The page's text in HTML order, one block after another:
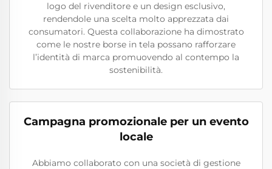
logo del rivenditore e un design esclusivo,
rendendole una scelta molto apprezzata dai
consumatori. Questa collaborazione ha dimostrato
come le nostre borse in tela possano rafforzare
l’identità di marca promuovendo al contempo la
sostenibilità.
Campagna promozionale per un evento
locale
Abbiamo collaborato con una società di gestione